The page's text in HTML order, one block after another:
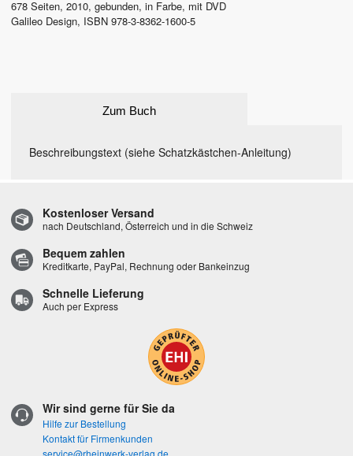
678 Seiten, 2010, gebunden, in Farbe, mit DVD
Galileo Design, ISBN 978-3-8362-1600-5
Zum Buch
Beschreibungstext (siehe Schatzkästchen-Anleitung)
Kostenloser Versand
nach Deutschland, Österreich und in die Schweiz
Bequem zahlen
Kreditkarte, PayPal, Rechnung oder Bankeinzug
Schnelle Lieferung
Auch per Express
Wir sind gerne für Sie da
Hilfe zur Bestellung
Kontakt für Firmenkunden